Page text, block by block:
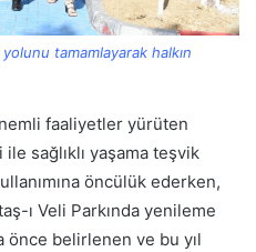
tamamlayarak halkın
faaliyetler yürüten
sağlıklı yaşama teşvik
öncülük ederken,
ı Veli Parkında yenileme
önce belirlenen ve bu yıl